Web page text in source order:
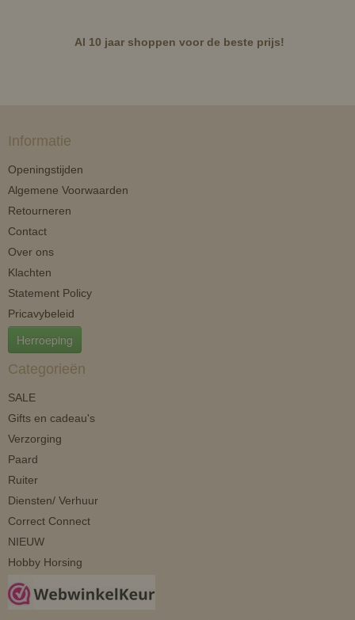
Al 10 jaar shoppen voor de beste prijs!
Informatie
Openingstijden
Algemene Voorwaarden
Retourneren
Contact
Over ons
Klachten
Statement Policy
Pricavybeleid
Herroeping
Categorieën
SALE
Gifts en cadeau's
Verzorging
Paard
Ruiter
Diensten/ Verhuur
Correct Connect
NIEUW
Hobby Horsing